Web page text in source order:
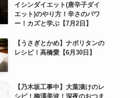
イシンダイエット(唐辛子ダイ
エット)のやり方！辛さのパワ
ー！カズと学ぶ【7月2日】
【うさぎとかめ】ナポリタンの
レシピ！高橋愛【6月30日】
【乃木坂工事中】大葉漬けのレ
シピ！梅澤美波！深夜のおつま